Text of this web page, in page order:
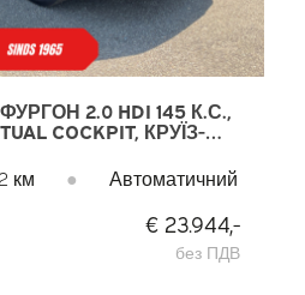
ФУРГОН 2.0 HDI 145 К.С.,
COCKPIT, КРУЇЗ-
км ● Автоматичний
€ 23.944,-
без ПДВ